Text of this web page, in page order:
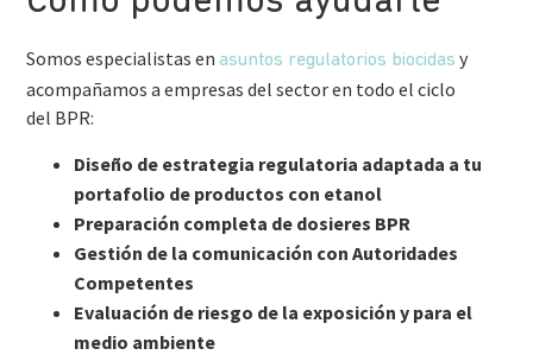
Somos especialistas enasuntos regulatorios biocidas y
acompañamos a empresas del sector en todo el ciclo
del BPR:
Diseño de estrategia regulatoria adaptada a tu
portafolio de productos con etanol
Preparación completa de dosieres BPR
Gestión de la comunicación con Autoridades
Competentes
Evaluación de riesgo de la exposición y para el
medio ambiente